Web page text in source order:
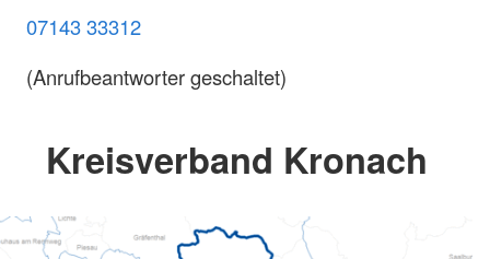
07143 33312
(Anrufbeantworter geschaltet)
Kreisverband Kronach